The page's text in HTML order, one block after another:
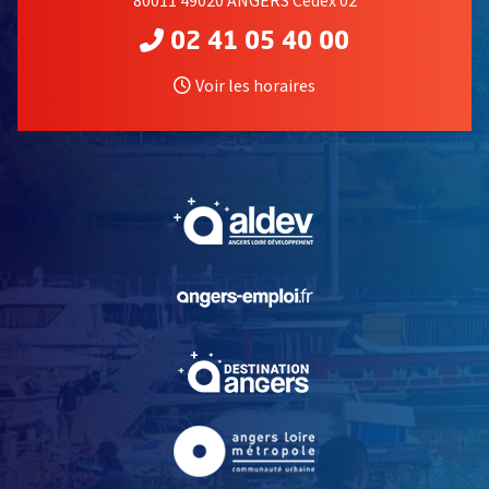
02 41 05 40 00
Voir les horaires
, Ouvre une nouvelle
, Ouvre une nouvelle